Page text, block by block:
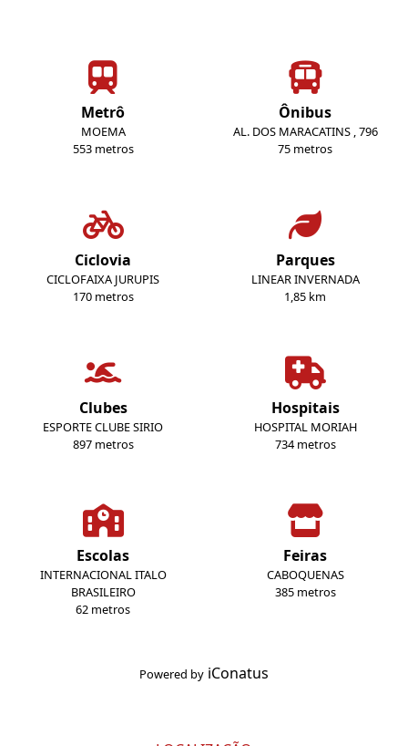
Metrô
MOEMA
553 metros
Ônibus
AL. DOS MARACATINS , 796
75 metros
Ciclovia
CICLOFAIXA JURUPIS
170 metros
Parques
LINEAR INVERNADA
1,85 km
Clubes
ESPORTE CLUBE SIRIO
897 metros
Hospitais
HOSPITAL MORIAH
734 metros
Escolas
INTERNACIONAL ITALO
BRASILEIRO
62 metros
Feiras
CABOQUENAS
385 metros
Powered by iConatus